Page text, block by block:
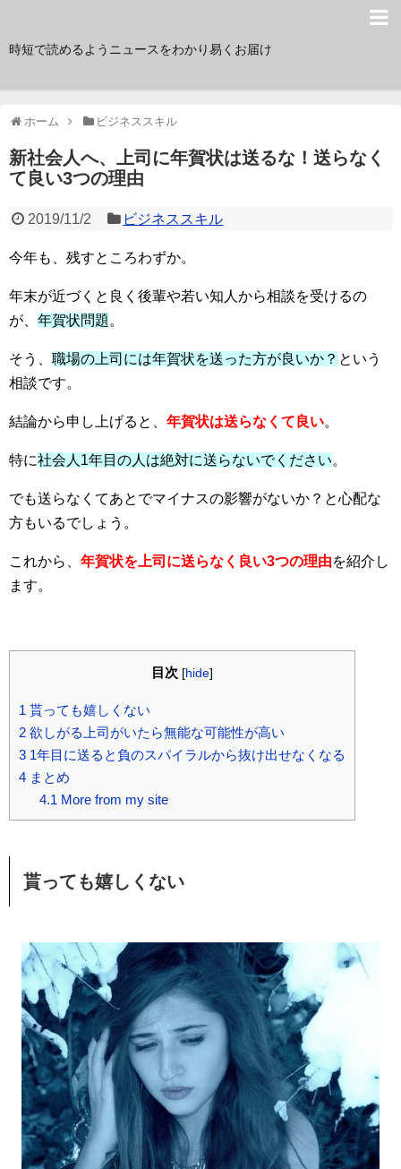
時短で読めるようニュースをわかり易くお届け
ホーム ビジネススキル
新社会人へ、上司に年賀状は送るな！送らなく
て良い3つの理由
2019/11/2 ビジネススキル
今年も、残すところわずか。
年末が近づくと良く後輩や若い知人から相談を受けるの
が、 年賀状問題 。
そう、 職場の上司には年賀状を送った方が良いか？ という
相談です。
結論から申し上げると、 年賀状は送らなくて良い。
特に社会人1年目の人は絶対に送らないでください。
でも送らなくてあとでマイナスの影響がないか？と心配な
方もいるでしょう。
これから、 年賀状を上司に送らなく良い3つの理由を紹介し
ます。
目次 [hide]
1 貰っても嬉しくない
2 欲しがる上司がいたら無能な可能性が高い
3 1年目に送ると負のスパイラルから抜け出せなくなる
4 まとめ
4.1 More from my site
貰っても嬉しくない